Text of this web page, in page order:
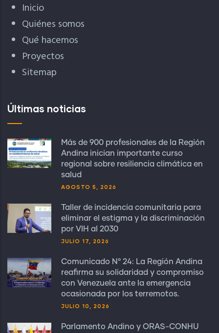
Inicio
Quiénes somos
Qué hacemos
Proyectos
Sitemap
Últimas noticias
Más de 900 profesionales de la Región
Andina inician importante curso
regional sobre resiliencia climática en
salud
AGOSTO 5, 2026
Taller de incidencia comunitaria para
eliminar el estigma y la discriminación
por VIH al 2030
JULIO 17, 2026
Comunicado N° 24: La Región Andina
reafirma su solidaridad y compromiso
con Venezuela ante la emergencia
ocasionada por los terremotos.
JULIO 10, 2026
Parlamento Andino y ORAS-CONHU